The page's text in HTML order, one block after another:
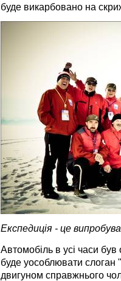
буде викарбовано на
Експедиція - це
Автомобіль в усі часи
буде уособлювати
двигуном справжнього